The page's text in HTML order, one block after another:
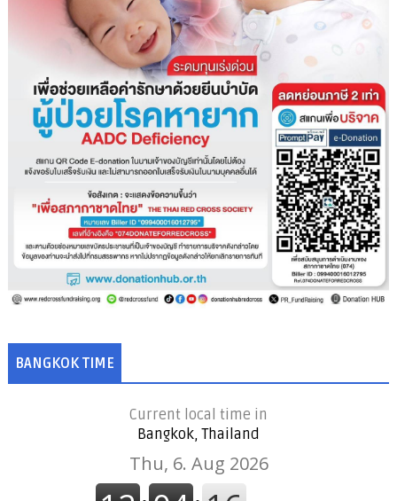
BANGKOK TIME
Current local time in
Bangkok, Thailand